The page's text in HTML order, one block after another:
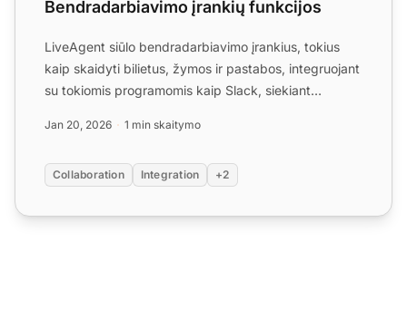
Bendradarbiavimo įrankių funkcijos
LiveAgent siūlo bendradarbiavimo įrankius, tokius
kaip skaidyti bilietus, žymos ir pastabos, integruojant
su tokiomis programomis kaip Slack, siekiant
Jan 20, 2026 1 min skaitymo
Collaboration Integration +2